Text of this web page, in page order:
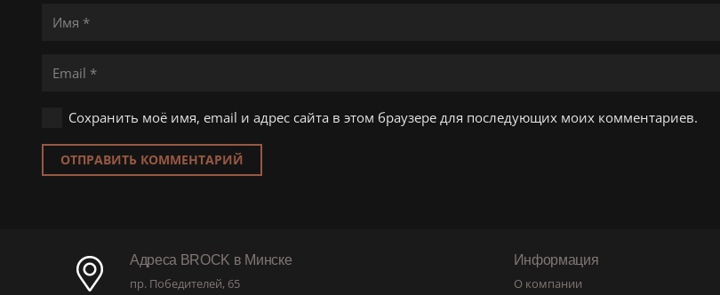
Сохранить моё имя, email и адрес сайта в этом браузере для последующих моих комментариев.
ОТПРАВИТЬ КОММЕНТАРИЙ
Адреса BROCK в Минске
пр. Победителей, 65
Информация
О компании